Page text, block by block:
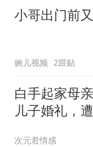
小哥出门前
婉儿视频 2跟贴
白手起家母
儿子婚礼，
次元君情感